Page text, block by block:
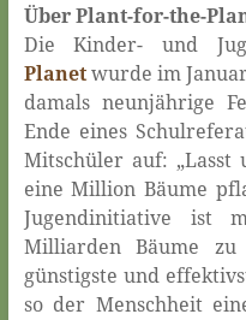
Über Plant-for-the-
Die Kinder- und
Planetwurde im
damals neunjährige
Ende eines
Mitschüler auf:
eine Million Bäume
Jugendinitiative ist
Milliarden Bäume
günstigste und
so der Menschheit